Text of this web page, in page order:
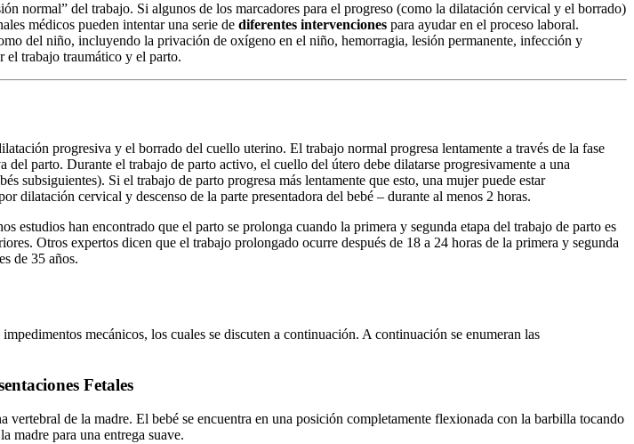
normal” del trabajo. Si algunos de los marcadores para el progreso (como la dilatación cervical y el borrado)
médicos pueden intentar una serie de diferentes intervenciones para ayudar en el proceso laboral.
del niño, incluyendo la privación de oxígeno en el niño, hemorragia, lesión permanente, infección y
el trabajo traumático y el parto.
progresiva y el borrado del cuello uterino. El trabajo normal progresa lentamente a través de la fase
parto. Durante el trabajo de parto activo, el cuello del útero debe dilatarse progresivamente a una
subsiguientes). Si el trabajo de parto progresa más lentamente que esto, una mujer puede estar
dilatación cervical y descenso de la parte presentadora del bebé – durante al menos 2 horas.
estudios han encontrado que el parto se prolonga cuando la primera y segunda etapa del trabajo de parto es
Otros expertos dicen que el trabajo prolongado ocurre después de 18 a 24 horas de la primera y segunda
de 35 años.
mecánicos, los cuales se discuten a continuación. A continuación se enumeran las
Fetales
de la madre. El bebé se encuentra en una posición completamente flexionada con la barbilla tocando
madre para una entrega suave.